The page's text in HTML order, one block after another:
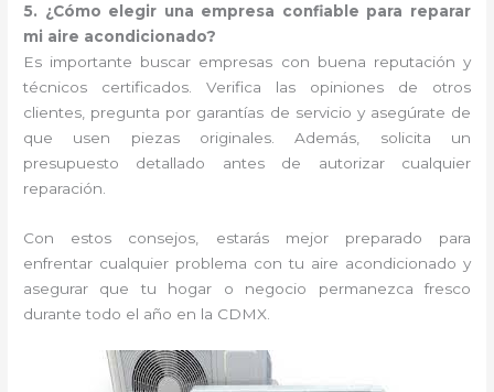
5. ¿Cómo elegir una empresa confiable para reparar
mi aire acondicionado?
Es importante buscar empresas con buena reputación y
técnicos certificados. Verifica las opiniones de otros
clientes, pregunta por garantías de servicio y asegúrate de
que usen piezas originales. Además, solicita un
presupuesto detallado antes de autorizar cualquier
reparación.
Con estos consejos, estarás mejor preparado para
enfrentar cualquier problema con tu aire acondicionado y
asegurar que tu hogar o negocio permanezca fresco
durante todo el año en la CDMX.